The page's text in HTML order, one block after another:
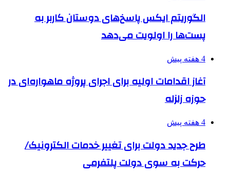
الگوریتم ایکس پاسخ‌های دوستان کاربر به
پست‌ها را اولویت می‌دهد
4 هفته پیش
آغاز اقدامات اولیه برای اجرای پروژه ماهواره‌ای در
حوزه زلزله
4 هفته پیش
طرح جدید دولت برای تغییر خدمات الکترونیک/
حرکت به سوی دولت پلتفرمی